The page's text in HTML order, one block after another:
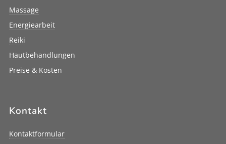
Massage
Energiearbeit
Reiki
Hautbehandlungen
Preise & Kosten
Kontakt
Kontaktformular